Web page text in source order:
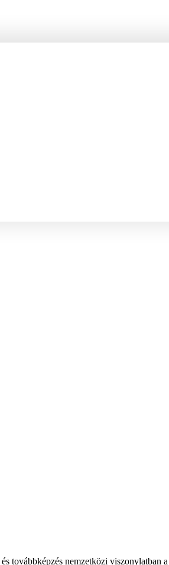
továbbképzés nemzetközi viszonylatban